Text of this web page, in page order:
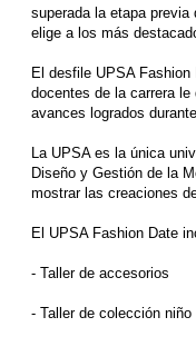
superada la etapa
elige a los más
El desfile UPSA
docentes de la carrera
avances logrados
​La UPSA es la única
Diseño y Gestión de la
mostrar las creaciones
El UPSA Fashion Date
- Taller de accesorios
- Taller de colección niño​